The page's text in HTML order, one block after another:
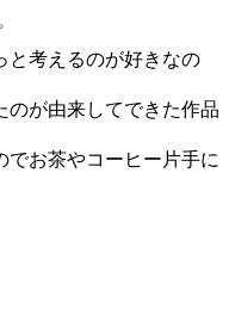
と考えるのが好きなの
のが由来してできた作品
でお茶やコーヒー片手に